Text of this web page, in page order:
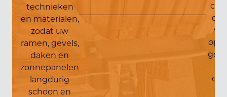
technieken
en materialen,
zodat uw
ramen, gevels,
daken en
zonnepanelen
langdurig
schoon en
die